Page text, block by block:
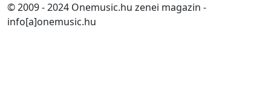
© 2009 - 2024 Onemusic.hu zenei magazin -
info[a]onemusic.hu